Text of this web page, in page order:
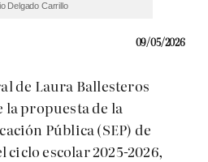
Delgado Carrillo
09/05/2026
de Laura Ballesteros
propuesta de la
Pública (SEP) de
escolar 2025-2026,